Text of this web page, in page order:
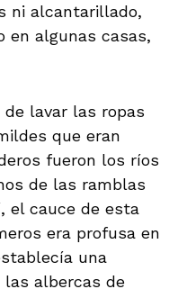
ni alcantarillado,
en algunas casas,
lavar las ropas
que eran
fueron los ríos
de las ramblas
el cauce de esta
era profusa en
una
las albercas de